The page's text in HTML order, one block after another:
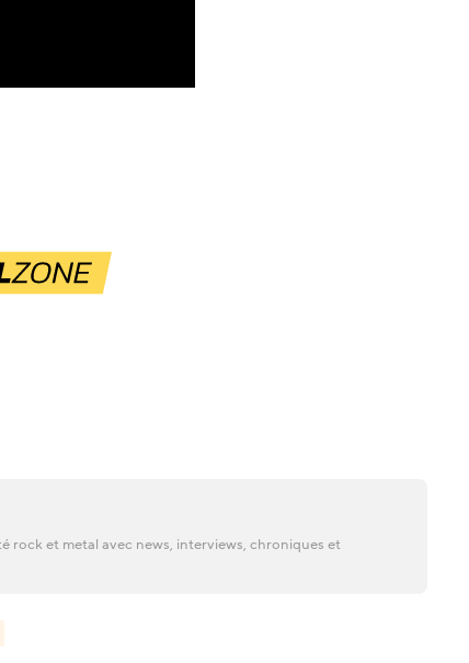
rock et metal avec news, interviews, chroniques et